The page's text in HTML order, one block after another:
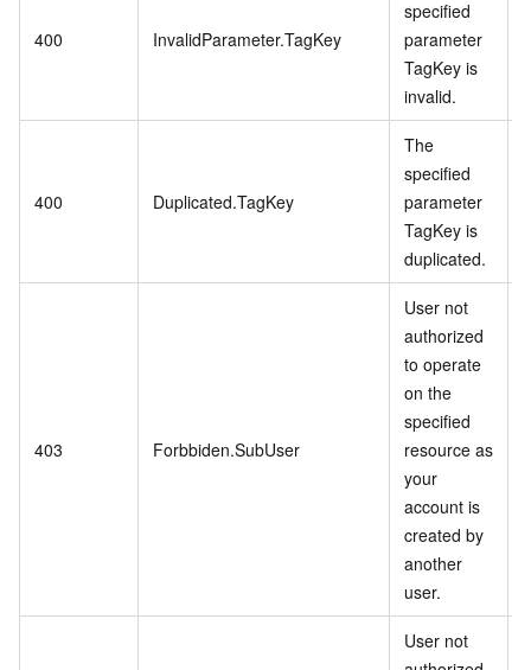
400 InvalidParameter.TagKey
specified
parameter
TagKey is
invalid.
400 Duplicated.TagKey
The
specified
parameter
TagKey is
duplicated.
403 Forbbiden.SubUser
User not
authorized
to operate
on the
specified
resource as
your
account is
created by
another
user.
User not